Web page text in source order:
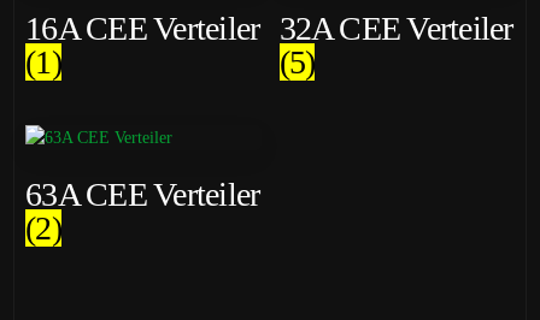
16A CEE Verteiler
(1)
32A CEE Verteiler
(5)
63A CEE Verteiler
(2)